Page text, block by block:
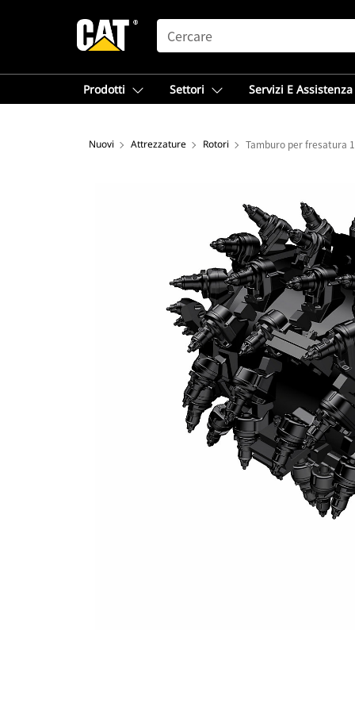
SEARCH
Prodotti Settori Servizi E Assistenza
Nuovi Attrezzature Rotori Tamburo per fresatura